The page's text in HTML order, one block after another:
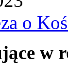
o
w